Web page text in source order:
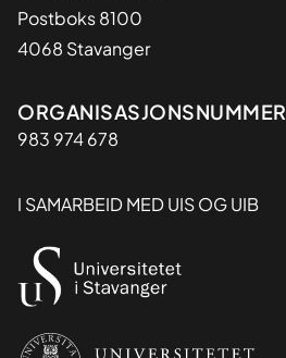
Postboks 8100
4068 Stavanger
Organisasjon
ORGANISASJONSNUMMER
983 974 678
I SAMARBEID MED UIS OG UIB